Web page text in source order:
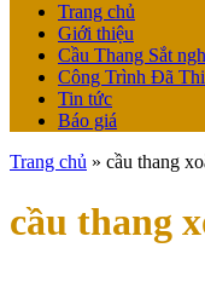
Trang chủ
Giới thiệu
Cầu Thang Sắt
Công Trình Đã
Tin tức
Báo giá
Trang chủ » cầu thang
cầu thang